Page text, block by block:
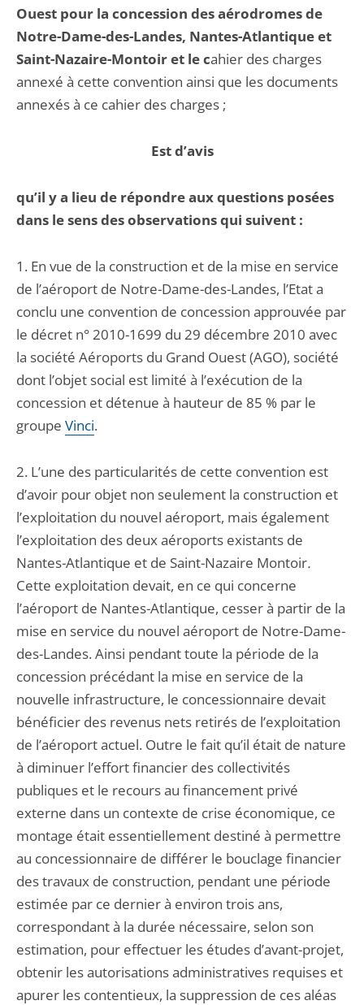
Ouest pour la concession des aérodromes de
Notre-Dame-des-Landes, Nantes-Atlantique et
Saint-Nazaire-Montoir et le cahier des charges
annexé à cette convention ainsi que les documents
annexés à ce cahier des charges ;
Est d’avis
qu’il y a lieu de répondre aux questions posées
dans le sens des observations qui suivent :
1. En vue de la construction et de la mise en service
de l’aéroport de Notre-Dame-des-Landes, l’Etat a
conclu une convention de concession approuvée par
le décret n° 2010-1699 du 29 décembre 2010 avec
la société Aéroports du Grand Ouest (AGO), société
dont l’objet social est limité à l’exécution de la
concession et détenue à hauteur de 85 % par le
groupe Vinci.
2. L’une des particularités de cette convention est
d’avoir pour objet non seulement la construction et
l’exploitation du nouvel aéroport, mais également
l’exploitation des deux aéroports existants de
Nantes-Atlantique et de Saint-Nazaire Montoir.
Cette exploitation devait, en ce qui concerne
l’aéroport de Nantes-Atlantique, cesser à partir de la
mise en service du nouvel aéroport de Notre-Dame-
des-Landes. Ainsi pendant toute la période de la
concession précédant la mise en service de la
nouvelle infrastructure, le concessionnaire devait
bénéficier des revenus nets retirés de l’exploitation
de l’aéroport actuel. Outre le fait qu’il était de nature
à diminuer l’effort financier des collectivités
publiques et le recours au financement privé
externe dans un contexte de crise économique, ce
montage était essentiellement destiné à permettre
au concessionnaire de différer le bouclage financier
des travaux de construction, pendant une période
estimée par ce dernier à environ trois ans,
correspondant à la durée nécessaire, selon son
estimation, pour effectuer les études d’avant-projet,
obtenir les autorisations administratives requises et
apurer les contentieux, la suppression de ces aléas